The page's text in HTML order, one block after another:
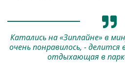
Катались на «Зиплайне» в
очень понравилось, -
отдыхающая в